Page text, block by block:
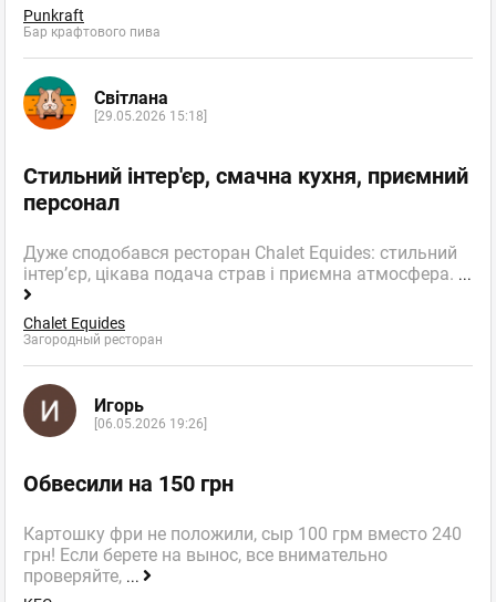
Punkraft
Бар крафтового пива
Світлана
[29.05.2026 15:18]
Стильний інтер'єр, смачна кухня, приємний
персонал
Дуже сподобався ресторан Chalet Equides: стильний
інтер’єр, цікава подача страв і приємна атмосфера. ...
Chalet Equides
Загородный ресторан
Игорь
[06.05.2026 19:26]
Обвесили на 150 грн
Картошку фри не положили, сыр 100 грм вместо 240
грн! Если берете на вынос, все внимательно
проверяйте, ...